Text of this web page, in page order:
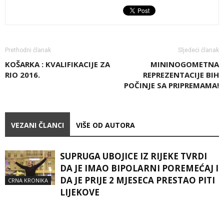
Prethodni članak
KOŠARKA : KVALIFIKACIJE ZA
RIO 2016.
Sljedeći članak
MININOGOMETNA
REPREZENTACIJE BIH
POČINJE SA PRIPREMAMA!
VEZANI ČLANCI VIŠE OD AUTORA
CRNA KRONIKA
SUPRUGA UBOJICE IZ RIJEKE TVRDI
DA JE IMAO BIPOLARNI POREMEĆAJ I
DA JE PRIJE 2 MJESECA PRESTAO PITI
LIJEKOVE